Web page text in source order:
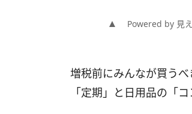
Powered by 見
増税前にみんなが買う
「定期」と日用品の「